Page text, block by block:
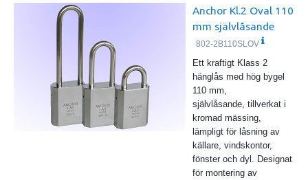
Anchor Kl.2 Oval 110
mm självlåsande
802-2B110SLOV
Ett kraftigt Klass 2
hänglås med hög bygel
110 mm,
självlåsande, tillverkat i
kromad mässing,
lämpligt för låsning av
källare, vindskontor,
fönster och dyl. Designat
för montering av